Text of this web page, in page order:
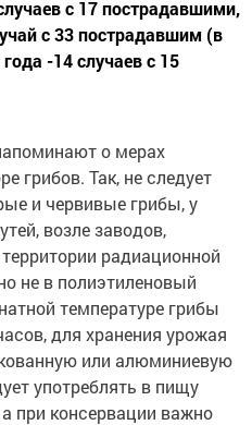
с 17 пострадавшими,
с 33 пострадавшим (в
-14 случаев с 15
о мерах
грибов. Так, не следует
и червивые грибы, у
возле заводов,
радиационной
не в полиэтиленовый
температуре грибы
для хранения урожая
или алюминиевую
употреблять в пищу
при консервации важно